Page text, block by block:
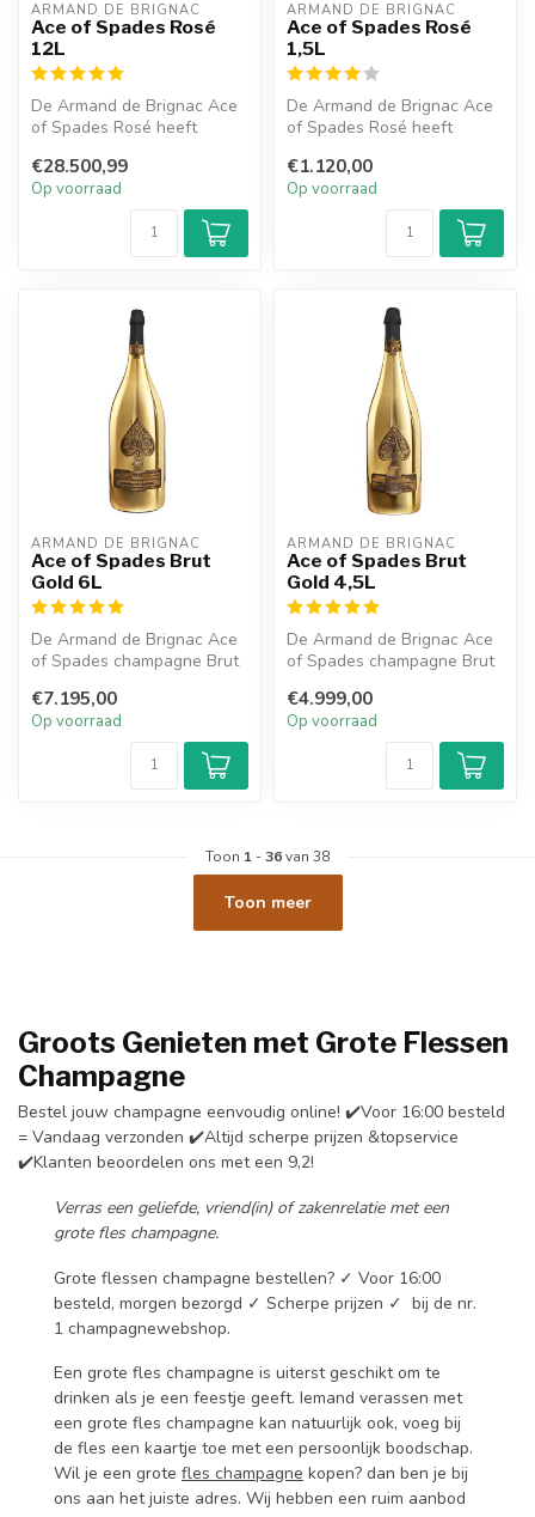
ARMAND DE BRIGNAC
Ace of Spades Rosé
12L
De Armand de Brignac Ace
of Spades Rosé heeft
vruchten, kerse...
€28.500,99
Op voorraad
ARMAND DE BRIGNAC
Ace of Spades Rosé
1,5L
De Armand de Brignac Ace
of Spades Rosé heeft
vruchten, kersen...
€1.120,00
Op voorraad
ARMAND DE BRIGNAC
Ace of Spades Brut
Gold 6L
De Armand de Brignac Ace
of Spades champagne Brut
fruitig...
€7.195,00
Op voorraad
ARMAND DE BRIGNAC
Ace of Spades Brut
Gold 4,5L
De Armand de Brignac Ace
of Spades champagne Brut
fruitig...
€4.999,00
Op voorraad
Toon 1 -36van 38
Toon meer
Groots Genieten met Grote Flessen
Champagne
Bestel jouw champagne eenvoudig online! ✔️Voor 16:00 besteld
= Vandaag verzonden ✔️Altijd scherpe prijzen &topservice
✔️Klanten beoordelen ons met een 9,2!
Verras een geliefde, vriend(in) of zakenrelatie met een
grote fles champagne.
Grote flessen champagne bestellen? ✓ Voor 16:00
besteld, morgen bezorgd ✓ Scherpe prijzen ✓ bij de nr.
1 champagnewebshop.
Een grote fles champagne is uiterst geschikt om te
drinken als je een feestje geeft. Iemand verassen met
een grote fles champagne kan natuurlijk ook, voeg bij
de fles een kaartje toe met een persoonlijk boodschap.
Wil je een grote fles champagne kopen? dan ben je bij
ons aan het juiste adres. Wij hebben een ruim aanbod